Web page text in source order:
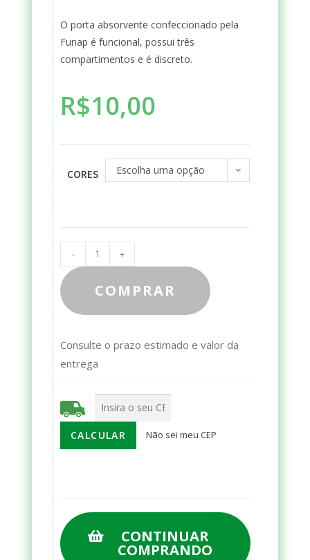
O porta absorvente confeccionado pela
Funap é funcional, possui três
compartimentos e é discreto.
R$10,00
CORES Escolha uma opção
- +
COMPRAR
Consulte o prazo estimado e valor da
entrega
Não sei meu CEP
CONTINUAR
COMPRANDO